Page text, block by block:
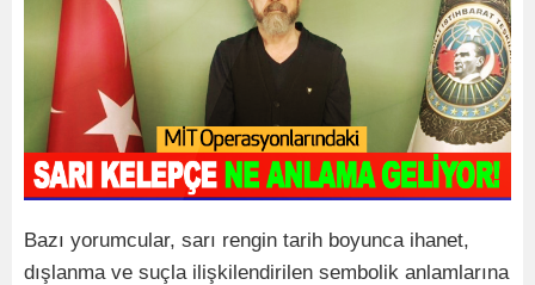
Bazı yorumcular, sarı rengin tarih boyunca ihanet,
dışlanma ve suçla ilişkilendirilen sembolik anlamlarına